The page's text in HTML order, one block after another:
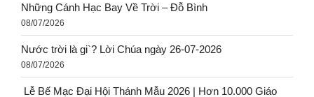
Những Cánh Hạc Bay Về Trời – Đỗ Bình
08/07/2026
Nước trời là gi`? Lời Chúa ngày 26-07-2026
08/07/2026
Lễ Bế Mạc Đại Hội Thánh Mẫu 2026 | Hơn 10.000 Giáo